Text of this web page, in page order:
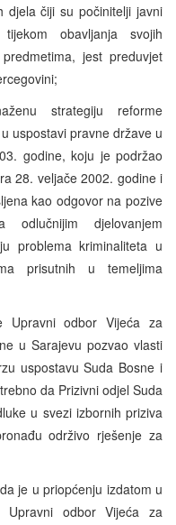
djela čiji su počinitelji javni
obavljanja svojih
jest preduvjet
strategiju reforme
uspostavi pravne države u
godine, koju je podržao
28. veljače 2002. godine i
kao odgovor na pozive
djelovanjem
problema kriminaliteta u
prisutnih u temeljima
odbor Vijeća za
u Sarajevu pozvao vlasti
uspostavu Suda Bosne i
da Prizivni odjel Suda
u svezi izbornih priziva
održivo rješenje za
je u priopćenju izdatom u
odbor Vijeća za